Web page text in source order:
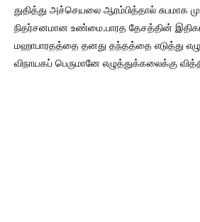
துதித்து அச்செயலை ஆரம்பித்தால் சுபமாக
நிதர்சனமான உண்மை.பாரத தேசத்தின்
மஹாபாரதத்தை தனது தந்தத்தை எடுத்து
விநாயகப் பெருமானே எழுத்துக்கலைக்கு